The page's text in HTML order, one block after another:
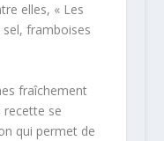
elles, « Les
framboises
fraîchement
recette se
qui permet de